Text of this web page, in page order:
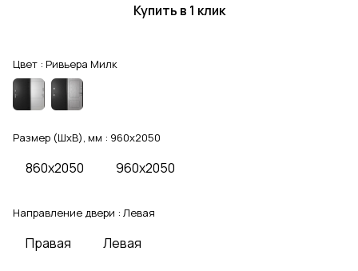
Купить в 1 клик
Цвет : Ривьера Милк
Размер (ШхВ), мм : 960x2050
860x2050 960x2050
Направление двери : Левая
Правая Левая